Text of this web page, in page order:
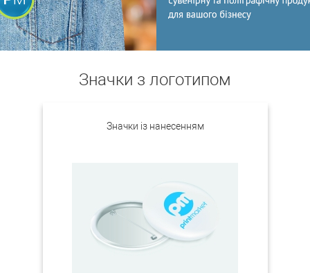
Значки з логотипом
Значки із нанесенням